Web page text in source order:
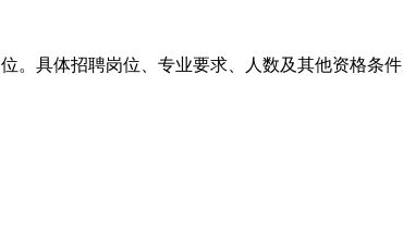
。具体招聘岗位、专业要求、人数及其他资格条件